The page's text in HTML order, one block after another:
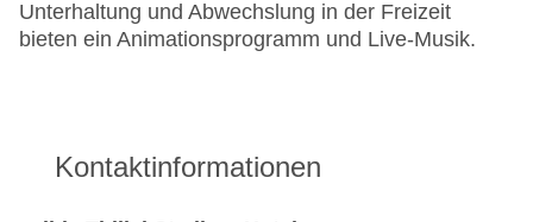
Unterhaltung und Abwechslung in der Freizeit
bieten ein Animationsprogramm und Live-Musik.
Kontaktinformationen